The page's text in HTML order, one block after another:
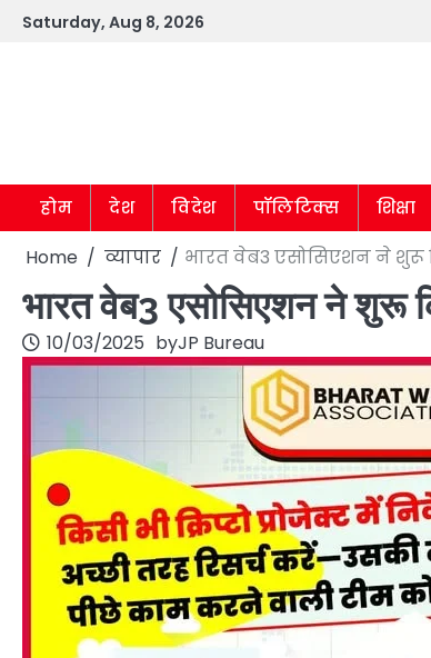
SkipSaturday, Aug 8, 2026
होम देश विदेश पॉलिटिक्स शिक्षा
Home व्यापार भारत वेब3 एसोसिएशन ने शुरू
भारत वेब3 एसोसिएशन ने शुरू
10/03/2025 byJP Bureau